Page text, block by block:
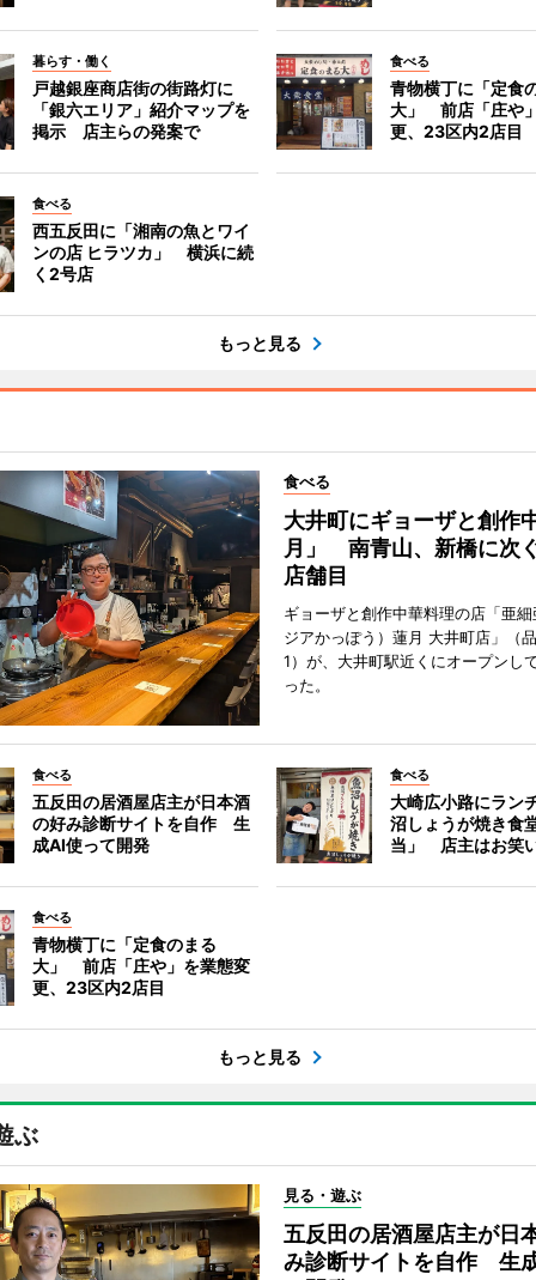
暮らす・働く
戸越銀座商店街の街路灯に
「銀六エリア」紹介マップを
掲示 店主らの発案で
食べる
青物横丁に「定食
大」 前店「庄や
更、23区内2店目
食べる
西五反田に「湘南の魚とワイ
ンの店 ヒラツカ」 横浜に続
く2号店
もっと見る
食べる
大井町にギョーザと創作
月」 南青山、新橋に次
店舗目
ギョーザと創作中華料理の店「亜
ジアかっぽう）蓮月 大井町店」（
1）が、大井町駅近くにオープンし
った。
食べる
五反田の居酒屋店主が日本酒
の好み診断サイトを自作 生
成AI使って開発
食べる
大崎広小路にラン
沼しょうが焼き食
当」 店主はお笑
食べる
青物横丁に「定食のまる
大」 前店「庄や」を業態変
更、23区内2店目
もっと見る
ぶ
見る・遊ぶ
五反田の居酒屋店主が日
み診断サイトを自作 生